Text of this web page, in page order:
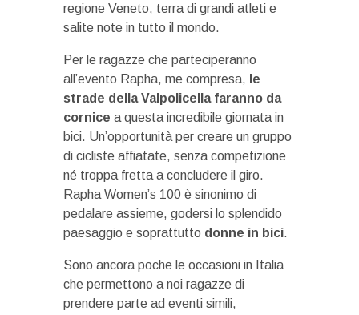
regione Veneto, terra di grandi atleti e
salite note in tutto il mondo.
Per le ragazze che parteciperanno
all’evento Rapha, me compresa,
le
strade della Valpolicella faranno da
cornice a questa incredibile giornata in
bici. Un’opportunità per creare un gruppo
di cicliste affiatate, senza competizione
né troppa fretta a concludere il giro.
Rapha Women’s 100 è sinonimo di
pedalare assieme, godersi lo splendido
paesaggio e soprattutto donne in bici.
Sono ancora poche le occasioni in Italia
che permettono a noi ragazze di
prendere parte ad eventi simili,